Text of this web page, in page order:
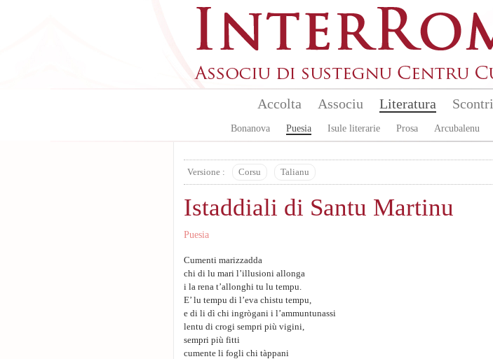
Accolta Associu Literatura
Bonanova Puesia Isule literarie Prosa Arcubalenu
Scontri
Versione : Corsu Talianu
Istaddiali di Santu Martinu
Puesia
Cumenti marizzadda
chi di lu mari l’illusioni allonga
i la rena t’allonghi tu lu tempu.
E’ lu tempu di l’eva chistu tempu,
e di li dì chi ingrògani i l’ammuntunassi
lentu di crogi sempri più vigini,
sempri più fitti
cumente li fogli chi tàppani